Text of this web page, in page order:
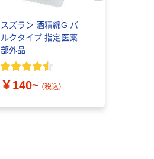
スズラン 酒精綿G バ
ルクタイプ 指定医薬
部外品
￥140~ （税込）